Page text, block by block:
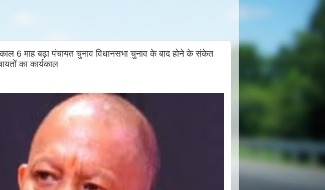
6 माह बढ़ा पंचायत चुनाव विधानसभा चुनाव के बाद होने के संकेत
का कार्यकाल